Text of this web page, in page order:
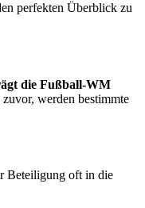
perfekten Überblick zu
die Fußball-WM
werden bestimmte
Beteiligung oft in die